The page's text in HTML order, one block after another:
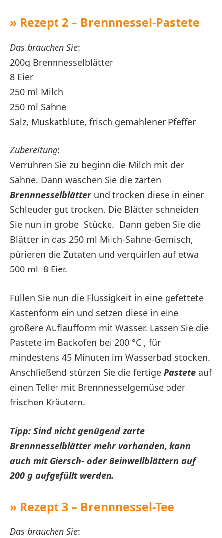
» Rezept 2 – Brennnessel-Pastete
Das brauchen Sie:
200g Brennnesselblätter
8 Eier
250 ml Milch
250 ml Sahne
Salz, Muskatblüte, frisch gemahlener Pfeffer
Zubereitung:
Verrühren Sie zu beginn die Milch mit der
Sahne. Dann waschen Sie die zarten
Brennnesselblätter und trocken diese in einer
Schleuder gut trocken. Die Blätter schneiden
Sie nun in grobe Stücke. Dann geben Sie die
Blätter in das 250 ml Milch-Sahne-Gemisch,
pürieren die Zutaten und verquirlen auf etwa
500 ml 8 Eier.
Füllen Sie nun die Flüssigkeit in eine gefettete
Kastenform ein und setzen diese in eine
größere Auflaufform mit Wasser. Lassen Sie die
Pastete im Backofen bei 200 °C , für
mindestens 45 Minuten im Wasserbad stocken.
Anschließend stürzen Sie die fertige Pastete auf
einen Teller mit Brennnesselgemüse oder
frischen Kräutern.
Tipp: Sind nicht genügend zarte
Brennnesselblätter mehr vorhanden, kann
auch mit Giersch- oder Beinwellblättern auf
200 g aufgefüllt werden.
» Rezept 3 – Brennnessel-Tee
Das brauchen Sie: